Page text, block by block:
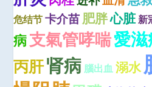
危结节 卡介苗肥胖心脏新
病支氣管哮喘愛
丙肝肾病 腦出血 溺水